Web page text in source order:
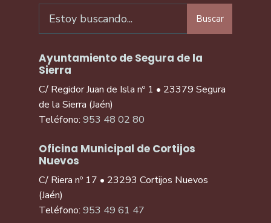
Buscar
Ayuntamiento de Segura de la
Sierra
C/ Regidor Juan de Isla nº 1 • 23379 Segura
de la Sierra (Jaén)
Teléfono: 953 48 02 80
Oficina Municipal de Cortijos
Nuevos
C/ Riera nº 17 • 23293 Cortijos Nuevos
(Jaén)
Teléfono: 953 49 61 47